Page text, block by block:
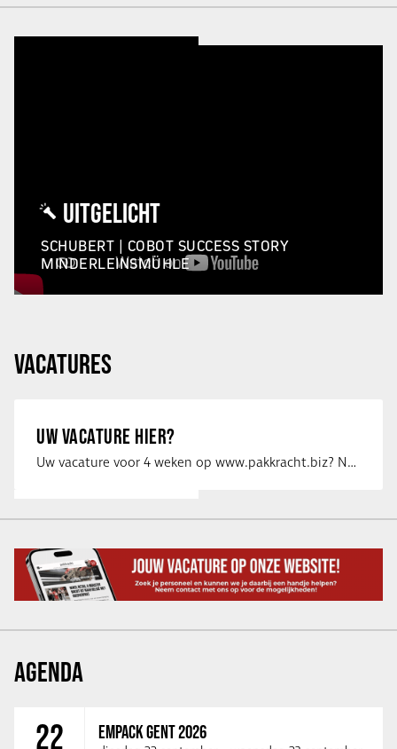
UITGELICHT
SCHUBERT | COBOT SUCCESS STORY
MINDERLEINSMÜHLE
VACATURES
UW VACATURE HIER?
Uw vacature voor 4 weken op www.pakkracht.biz? Neem dan contact op met Yannick van …
AGENDA
22 EMPACK GENT 2026